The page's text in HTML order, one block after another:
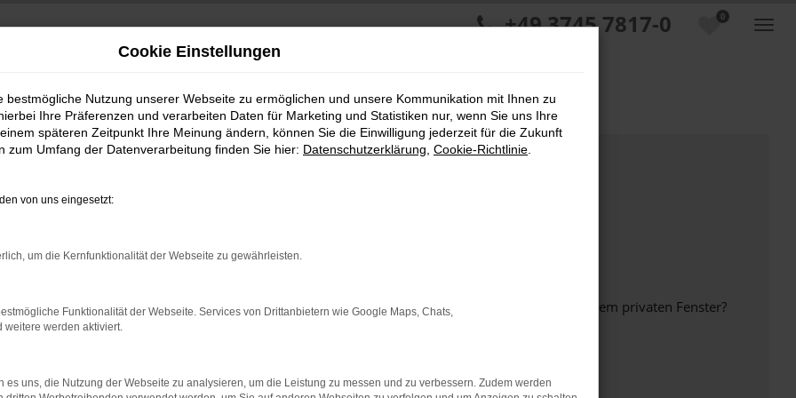
0
+49 3745 7817-0
bestimmter Seiten verhindern. Funktioniert die Seite in einem anderen Browser oder in einem privaten Fenster?
beheben.
auf dem neuesten Stand sind.
Cookie Einstellungen
bestmögliche Nutzung unserer Webseite zu ermöglichen und unsere Kommunikation mit Ihnen zu
Ihre Präferenzen und verarbeiten Daten für Marketing und Statistiken nur, wenn Sie uns Ihre
späteren Zeitpunkt Ihre Meinung ändern, können Sie die Einwilligung jederzeit für die Zukunft
zum Umfang der Datenverarbeitung finden Sie hier: Datenschutzerklärung Cookie-Richtlinie
von uns eingesetzt:
um die Kernfunktionalität der Webseite zu gewährleisten.
Funktionalität der Webseite. Services von Drittanbietern wie Google Maps, Chats,
weitere werden aktiviert.
es uns, die Nutzung der Webseite zu analysieren, um die Leistung zu messen und zu verbessern. Zudem werden